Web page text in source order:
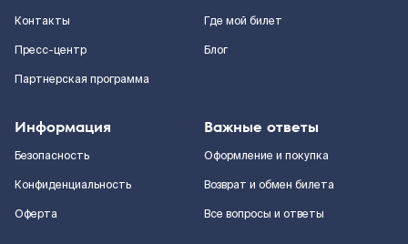
Контакты
Пресс-центр
Партнерская программа
Где мой билет
Блог
Информация
Безопасность
Конфиденциальность
Оферта
Важные ответы
Оформление и покупка
Возврат и обмен билета
Все вопросы и ответы